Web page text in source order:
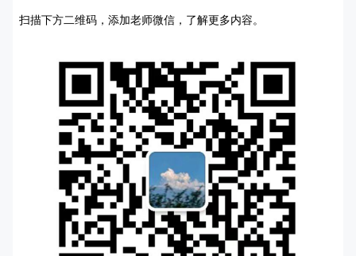
扫描下方二维码，添加老师微信，了解更多内容。